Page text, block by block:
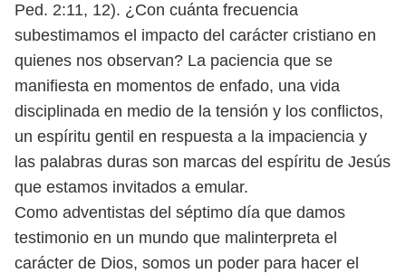
Ped. 2:11, 12). ¿Con cuánta frecuencia
subestimamos el impacto del carácter cristiano en
quienes nos observan? La paciencia que se
manifiesta en momentos de enfado, una vida
disciplinada en medio de la tensión y los conflictos,
un espíritu gentil en respuesta a la impaciencia y
las palabras duras son marcas del espíritu de Jesús
que estamos invitados a emular.
Como adventistas del séptimo día que damos
testimonio en un mundo que malinterpreta el
carácter de Dios, somos un poder para hacer el